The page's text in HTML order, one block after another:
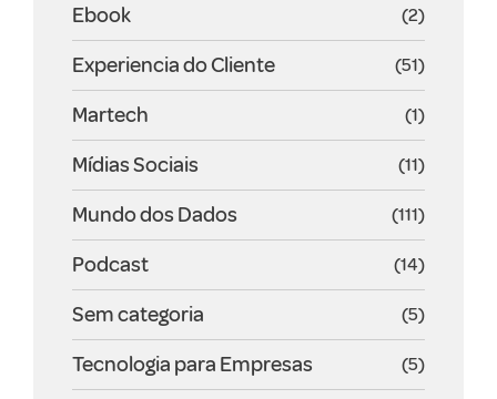
Ebook (2)
Experiencia do Cliente (51)
Martech (1)
Mídias Sociais (11)
Mundo dos Dados (111)
Podcast (14)
Sem categoria (5)
Tecnologia para Empresas (5)